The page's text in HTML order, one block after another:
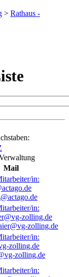
> Rathaus -
Mail
zolling.de
zolling.de